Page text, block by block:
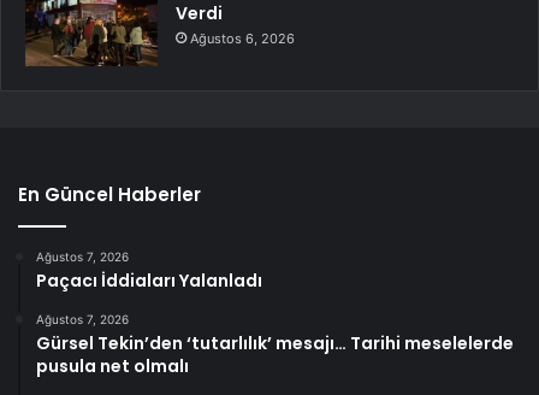
Verdi
Ağustos 6, 2026
En Güncel Haberler
Ağustos 7, 2026
Paçacı İddiaları Yalanladı
Ağustos 7, 2026
Gürsel Tekin’den ‘tutarlılık’ mesajı… Tarihi meselelerde
pusula net olmalı